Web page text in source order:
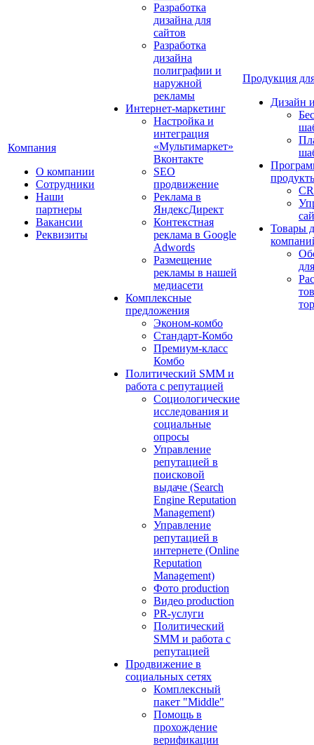
Компания
О компании
Сотрудники
Наши
партнеры
Вакансии
Реквизиты
Разработка
дизайна для
сайтов
Разработка
дизайна
полиграфии и
наружной
рекламы
Интернет-маркетинг
Настройка и
интеграция
«Мультимаркет»
Вконтакте
SEO
продвижение
Реклама в
ЯндексДирект
Контекстная
реклама в Google
Adwords
Размещение
рекламы в нашей
медиасети
Комплексные
предложения
Эконом-комбо
Стандарт-Комбо
Премиум-класс
Комбо
Политический SMM и
работа с репутацией
Социологические
исследования и
социальные
опросы
Управление
репутацией в
поисковой
выдаче (Search
Engine Reputation
Management)
Управление
репутацией в
интернете (Online
Reputation
Management)
Фото production
Видео production
PR-услуги
Политический
SMM и работа с
репутацией
Продвижение в
социальных сетях
Комплексный
пакет "Middle"
Помощь в
прохождение
верификации
Продукция
Дизайн
Товары